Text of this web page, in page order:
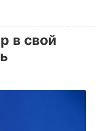
в свой